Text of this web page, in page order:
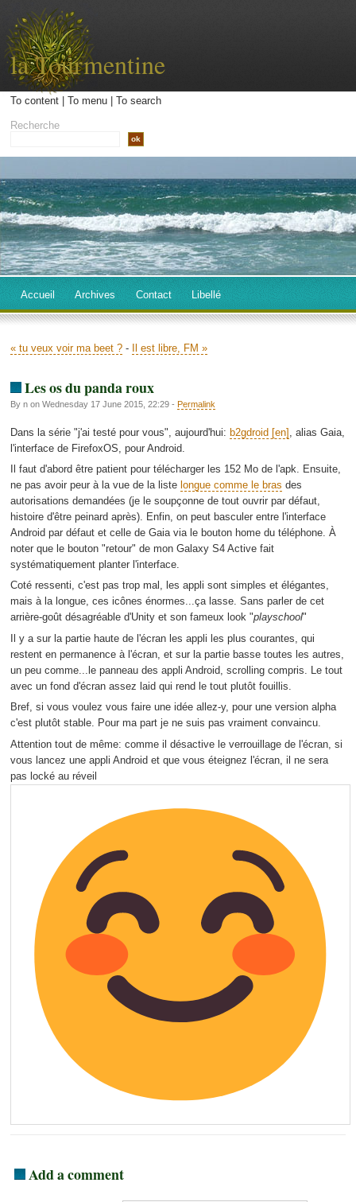
la Tourmentine
To content| To menu| To search
Recherche
Accueil Archives Contact Libellé
« tu veux voir ma beet ? - Il est libre, FM »
Les os du panda roux
By n on Wednesday 17 June 2015, 22:29 - Permalink
Dans la série "j'ai testé pour vous", aujourd'hui: b2gdroid
, alias Gaia,
l'interface de FirefoxOS, pour Android.
Il faut d'abord être patient pour télécharger les 152 Mo de l'apk. Ensuite,
ne pas avoir peur à la vue de la liste longue comme le bras des
autorisations demandées (je le soupçonne de tout ouvrir par défaut,
histoire d'être peinard après). Enfin, on peut basculer entre l'interface
Android par défaut et celle de Gaia via le bouton home du téléphone. À
noter que le bouton "retour" de mon Galaxy S4 Active fait
systématiquement planter l'interface.
Coté ressenti, c'est pas trop mal, les appli sont simples et élégantes,
mais à la longue, ces icônes énormes...ça lasse. Sans parler de cet
arrière-goût désagréable d'Unity et son fameux look "playschool"
Il y a sur la partie haute de l'écran les appli les plus courantes, qui
restent en permanence à l'écran, et sur la partie basse toutes les autres,
un peu comme...le panneau des appli Android, scrolling compris. Le tout
avec un fond d'écran assez laid qui rend le tout plutôt fouillis.
Bref, si vous voulez vous faire une idée allez-y, pour une version alpha
c'est plutôt stable. Pour ma part je ne suis pas vraiment convaincu.
Attention tout de même: comme il désactive le verrouillage de l'écran, si
vous lancez une appli Android et que vous éteignez l'écran, il ne sera
pas locké au réveil
Add a comment